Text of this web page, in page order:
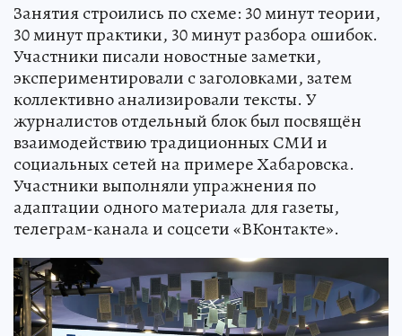
Занятия строились по схеме: 30 минут теории,
30 минут практики, 30 минут разбора ошибок.
Участники писали новостные заметки,
экспериментировали с заголовками, затем
коллективно анализировали тексты. У
журналистов отдельный блок был посвящён
взаимодействию традиционных СМИ и
социальных сетей на примере Хабаровска.
Участники выполняли упражнения по
адаптации одного материала для газеты,
телеграм-канала и соцсети «ВКонтакте».